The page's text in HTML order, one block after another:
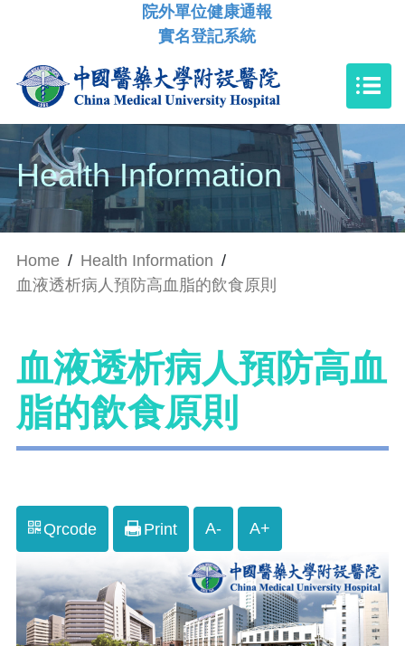
院外單位健康通報
實名登記系統
Health Information
Home / Health Information /
血液透析病人預防高血脂的飲食原則
血液透析病人預防高血
脂的飲食原則
Qrcode Print A- A+